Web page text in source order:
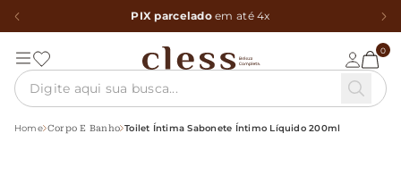
PIX parceladoem até 4x
0
Home Corpo E Banho Toilet Íntima Sabonete Íntimo Líquido 200ml